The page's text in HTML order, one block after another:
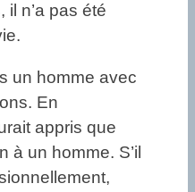
il n’a pas été
un homme avec
En
appris que
à un homme. S’il